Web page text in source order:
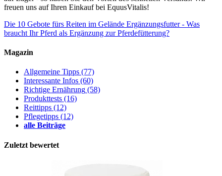
freuen uns auf Ihren Einkauf bei EquusVitalis!
Die 10 Gebote fürs Reiten im Gelände Ergänzungsfutter - Was
braucht Ihr Pferd als Ergänzung zur Pferdefütterung?
Magazin
Allgemeine Tipps (77)
Interessante Infos (60)
Richtige Ernährung (58)
Produkttests (16)
Reittipps (12)
Pflegetipps (12)
alle Beiträge
Zuletzt bewertet